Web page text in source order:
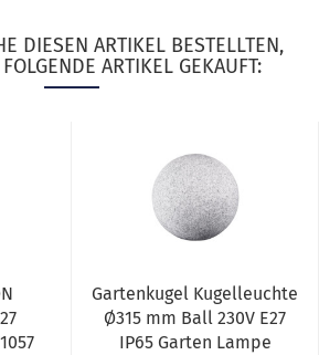
DIESEN ARTIKEL BESTELLTEN,
ARTIKEL GEKAUFT:
Gartenkugel Kugelleuchte
Ø315 mm Ball 230V E27
IP65 Garten Lampe